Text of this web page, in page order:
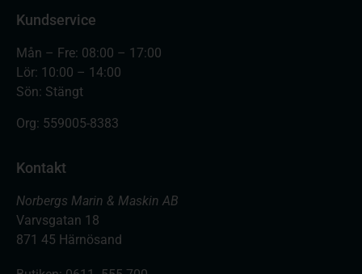
Kundservice
Mån – Fre: 08:00 – 17:00
Lör: 10:00 – 14:00
Sön: Stängt
Org: 559005-8383
Kontakt
Norbergs Marin & Maskin AB
Varvsgatan 18
871 45 Härnösand